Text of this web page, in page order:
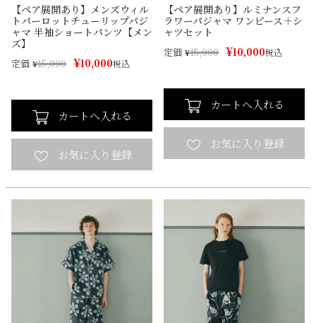
【ペア展開あり】メンズウィル
トパーロットチューリップパジ
ャマ 半袖ショートパンツ【メン
ズ】
定価 ¥15,000 ¥10,000税込
カートへ入れる
【ペア展開あり】ルミナンスフ
ラワーパジャマ ワンピース＋シ
ャツセット
定価 ¥15,000 ¥10,000税込
カートへ入れる